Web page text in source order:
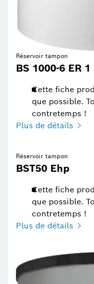
Réservoir tampon
BS 1000-6 ER 1
Cette fiche
que possible.
contretemps !
Plus de détails
Réservoir tampon
BST50 Ehp
Cette fiche
que possible.
contretemps !
Plus de détails